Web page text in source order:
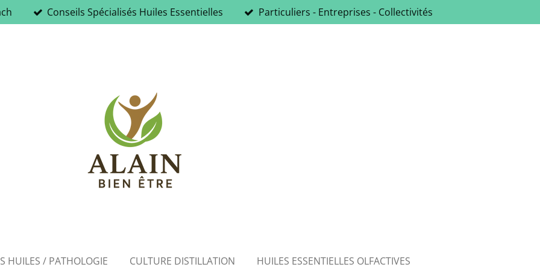
Conseils Spécialisés Huiles Essentielles Particuliers - Entreprises - Collectivités
HUILES / PATHOLOGIE CULTURE DISTILLATION
HUILES ESSENTIELLES OLFACTIVES